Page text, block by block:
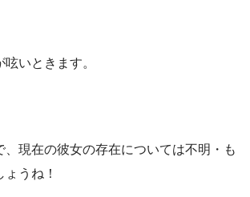
いときます。
、現在の彼女の存在については不明・も
うね！